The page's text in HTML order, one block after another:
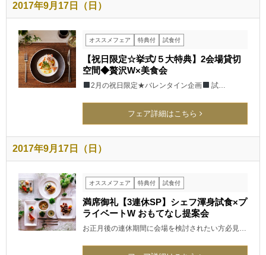
2017年9月17日（日）
オススメフェア 特典付 試食付
【祝日限定☆挙式/５大特典】2会場貸切
空間◆贅沢W×美食会
2月の祝日限定★バレンタイン企画 試…
フェア詳細はこちら
2017年9月17日（日）
オススメフェア 特典付 試食付
満席御礼【3連休SP】シェフ渾身試食×プ
ライベートW おもてなし提案会
お正月後の連休期間に会場を検討されたい方必見…